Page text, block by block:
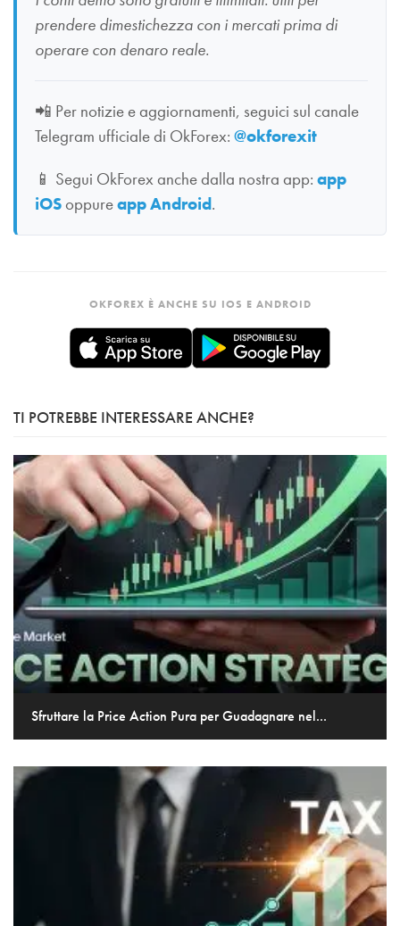
prendere dimestichezza con i mercati prima di
operare con denaro reale.
📲 Per notizie e aggiornamenti, seguici sul canale
Telegram ufficiale di OkForex: @okforexit
📱 Segui OkForex anche dalla nostra app: app
iOSoppureapp Android.
OKFOREX È ANCHE SU IOS E ANDROID
TI POTREBBE INTERESSARE ANCHE?
Sfruttare la Price Action Pura per Guadagnare nel...